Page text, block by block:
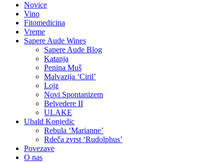
Novice
Vino
Fitomedicina
Vreme
Sapere Aude Wines
Sapere Aude Blog
Katanja
Penina Muš
Malvazija ‘Ciril’
Lojz
Novi Spontanizem
Belvedere II
ULAKE
Ubald Konjedic
Rebula ‘Marianne’
Rdeča zvrst ‘Rudolphus’
Povezave
O nas